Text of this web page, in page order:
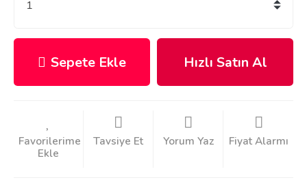
Sepete Ekle Hızlı Satın Al
Tavsiye Et Yorum Yaz Fiyat Alarmı